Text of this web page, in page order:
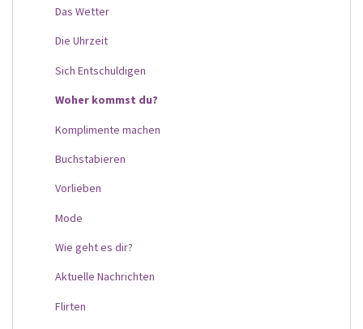
Das Wetter
Die Uhrzeit
Sich Entschuldigen
Woher kommst du?
Komplimente machen
Buchstabieren
Vorlieben
Mode
Wie geht es dir?
Aktuelle Nachrichten
Flirten